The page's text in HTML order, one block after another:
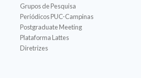
Grupos de Pesquisa
Periódicos PUC-Campinas
Postgraduate Meeting
Plataforma Lattes
Diretrizes